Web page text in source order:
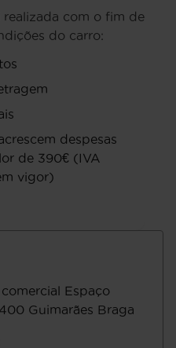
com o fim de
do carro:
despesas
de 390€ (IVA
vigor)
Espaço
Guimarães Braga